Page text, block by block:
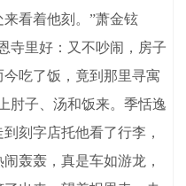
看着他刻。”萧金铉
寺里好：又不吵闹，房子
吃了饭，竟到那里寻寓
肘子、汤和饭来。季恬逸
刻字店托他看了行李，
轰轰，真是车如游龙，